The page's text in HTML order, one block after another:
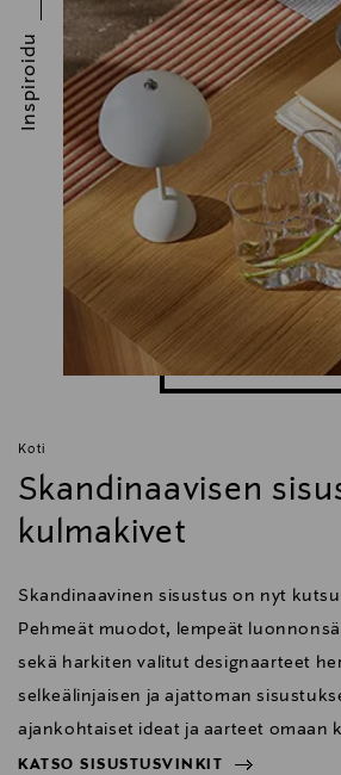
Koti
Skandinaavisen
kulmakivet
Skandinaavinen sisustus on nyt
Pehmeät muodot, lempeät
sekä harkiten valitut designaarteet
selkeälinjaisen ja ajattoman
ajankohtaiset ideat ja aarteet omaan
KATSO SISUSTUSVINKIT
Inspiroidu